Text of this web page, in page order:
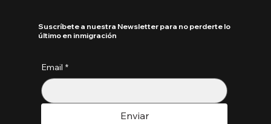
Email *
Enviar
Suscríbete a nuestra Newsletter para no perderte lo
último en inmigración